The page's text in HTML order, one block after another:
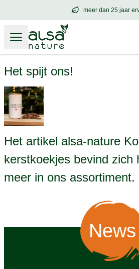
meer dan 25 jaar
meer dan
alsa-nature Koekjespot met
Het spijt ons!
Het artikel alsa-nature
kerstkoekjes bevind zich
meer in ons assortiment.
News